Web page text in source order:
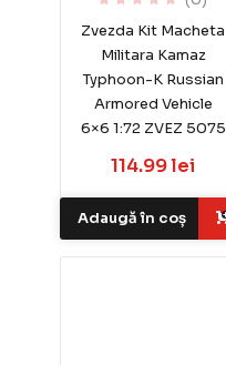
Zvezda Kit Macheta
Militara Kamaz
Typhoon-K Russian
Armored Vehicle
6×6 1:72 ZVEZ 5075
114.99 lei
Adaugă în coș